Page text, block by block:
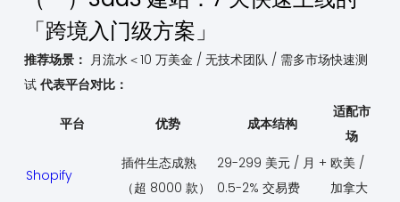
「跨境入门级方案」
推荐场景： 月流水＜10 万美金 / 无技术团队 / 需多市场快速测
试 代表平台对比：
平台 优势 成本结构
适配市
场
Shopify
插件生态成熟
（超 8000 款）
29-299 美元 / 月 +
0.5-2% 交易费
欧美 /
加拿大